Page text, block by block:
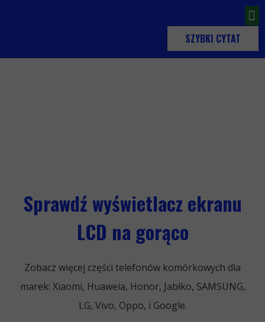
SZYBKI CYTAT
Sprawdź wyświetlacz ekranu
LCD na gorąco
Zobacz więcej części telefonów komórkowych dla
marek: Xiaomi, Huaweia, Honor, Jabłko, SAMSUNG,
LG, Vivo, Oppo, i Google.
ZOBACZ WSZYSTKIE